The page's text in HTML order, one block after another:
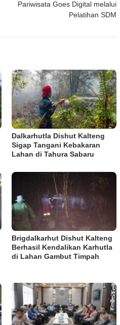
Pariwisata Goes Digital melalui
Pelatihan SDM
Dalkarhutla Dishut Kalteng
Sigap Tangani Kebakaran
Lahan di Tahura Sabaru
Brigdalkarhut Dishut Kalteng
Berhasil Kendalikan Karhutla
di Lahan Gambut Timpah